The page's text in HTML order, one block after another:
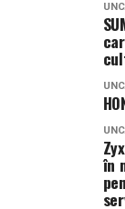
Experiența
perspectivă
digitale pot fi
afacere are
contribuie la
Companiile
Parfumul este
completat de
Akigalawood,
profunzime și
vibrant,
în